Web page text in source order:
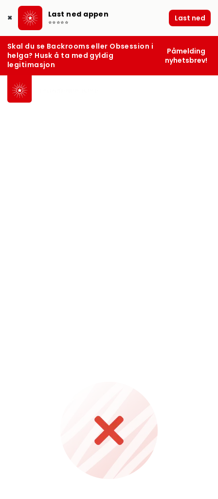
✖ Last ned appen
⭐⭐⭐⭐⭐ Last ned
Skal du se Backrooms eller Obsession i
helga? Husk å ta med gyldig
legitimasjon
Påmelding
nyhetsbrev!